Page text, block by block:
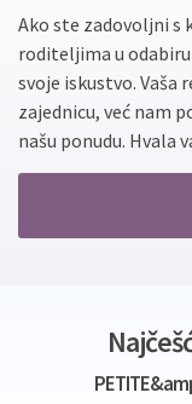
Ako ste zadovoljni s
roditeljima u
svoje iskustvo. Vaša
zajednicu, već nam
našu ponudu. Hvala